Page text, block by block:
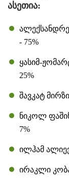
ასეთია:
- 75%
ყასიმ-
25%
შავკატ
ნიკოლ
7%
ილჰამ
ირაკლი